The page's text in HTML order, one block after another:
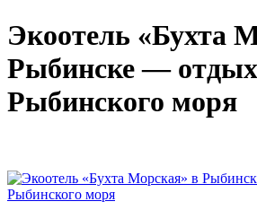
Экоотель «Бухта
Рыбинске — отдых
Рыбинского моря